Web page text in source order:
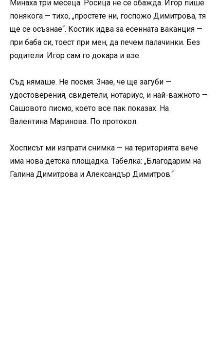
Минаха три месеца. Росица не се обажда. Игор пише
понякога — тихо, „простете ни, госпожо Димитрова, тя
ще се осъзнае“. Костик идва за есенната ваканция —
при баба си, тоест при мен, да печем палачинки. Без
родители. Игор сам го докара и взе.
Съд нямаше. Не посмя. Знае, че ще загуби —
удостоверения, свидетели, нотариус, и най-важното —
Сашовото писмо, което все пак показах. На
Валентина Маринова. По протокол.
Хосписът ми изпрати снимка — на територията вече
има нова детска площадка. Табелка: „Благодарим на
Галина Димитрова и Александър Димитров.“